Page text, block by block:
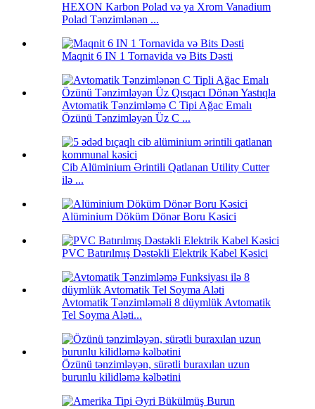
HEXON Karbon Polad və ya Xrom Vanadium
Polad Tənzimlənən ...
Maqnit 6 IN 1 Tornavida və Bits Dəsti
Avtomatik Tənzimləmə C Tipi Ağac Emalı
Özünü Tənzimləyən Üz C ...
Cib Alüminium Ərintili Qatlanan Utility Cutter
ilə ...
Alüminium Döküm Dönər Boru Kəsici
PVC Batırılmış Dəstəkli Elektrik Kabel Kəsici
Avtomatik Tənzimləməli 8 düymlük Avtomatik
Tel Soyma Aləti...
Özünü tənzimləyən, sürətli buraxılan uzun
burunlu kilidləmə kəlbətini